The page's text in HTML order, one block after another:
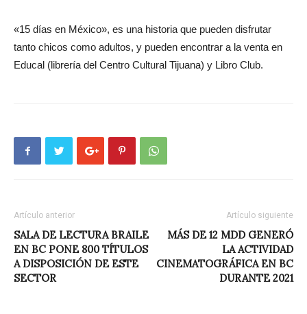
«15 días en México», es una historia que pueden disfrutar
tanto chicos como adultos, y pueden encontrar a la venta en
Educal (librería del Centro Cultural Tijuana) y Libro Club.
Artículo anterior
SALA DE LECTURA BRAILE
EN BC PONE 800 TÍTULOS
A DISPOSICIÓN DE ESTE
SECTOR
Artículo siguiente
MÁS DE 12 MDD GENERÓ
LA ACTIVIDAD
CINEMATOGRÁFICA EN BC
DURANTE 2021